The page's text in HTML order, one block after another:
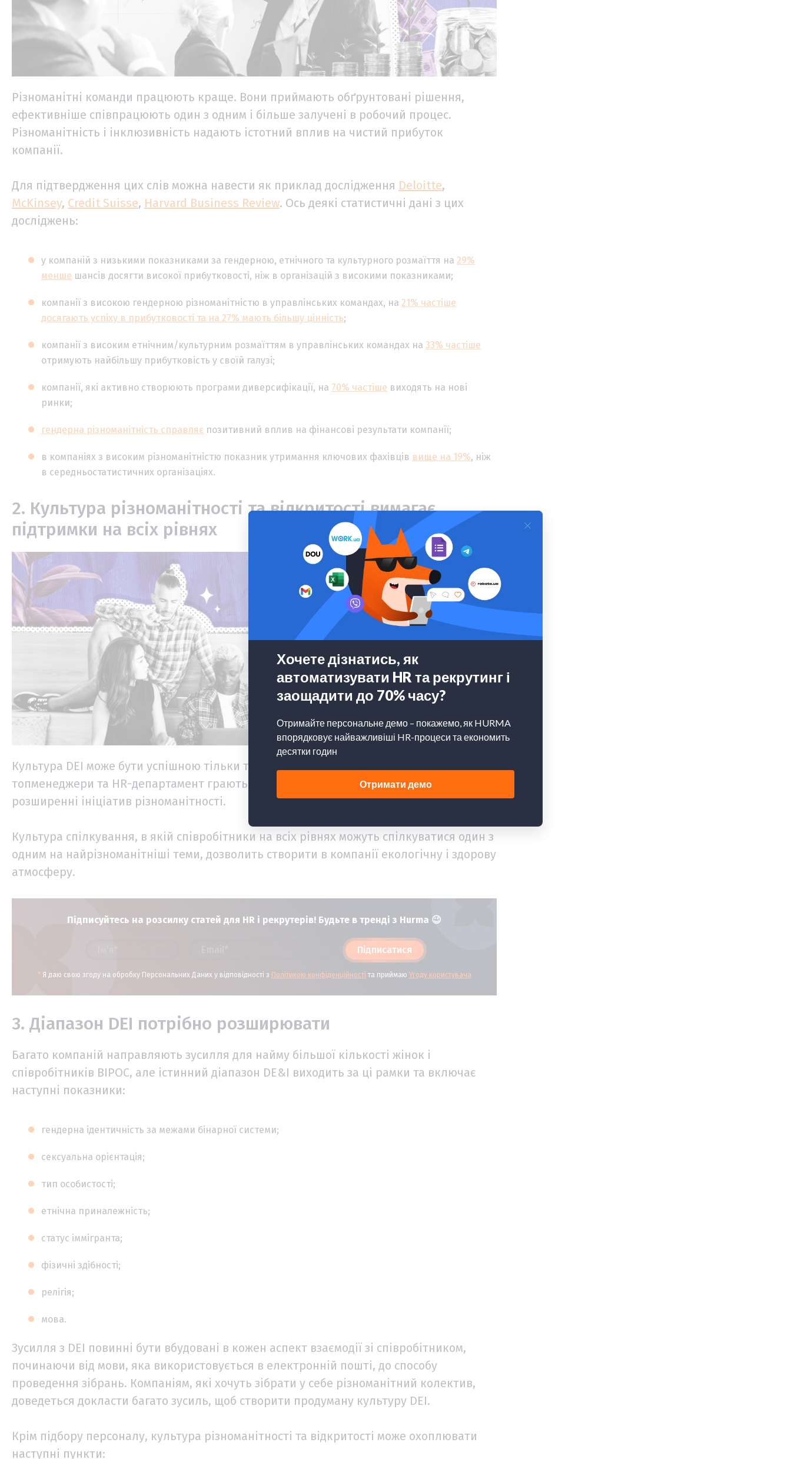
Різноманітні команди працюють краще. Вони приймають обґрунтовані рішення,
ефективніше співпрацюють один з одним і більше залучені в робочий процес.
Різноманітність і інклюзивність надають істотний вплив на чистий прибуток
компанії.
Для підтвердження цих слів можна навести як приклад дослідження Deloitte,
McKinsey, Credit Suisse, Harvard Business Review. Ось деякі статистичні дані з цих
досліджень:
у компаній з низькими показниками за гендерною, етнічного та культурного розмаїття на 29%
менше шансів досягти високої прибутковості, ніж в організацій з високими показниками;
компанії з високою гендерною різноманітністю в управлінських командах, на 21% частіше
досягають успіху в прибутковості та на 27% мають більшу цінність;
компанії з високим етнічним/культурним розмаїттям в управлінських командах на 33% частіше
отримують найбільшу прибутковість у своїй галузі;
компанії, які активно створюють програми диверсифікації, на 70% частіше виходять на нові
ринки;
гендерна різноманітність справляє позитивний вплив на фінансові результати компанії;
в компаніях з високим різноманітністю показник утримання ключових фахівців вище на 19%, ніж
в середньостатистичних організаціях.
2. Культура різноманітності та відкритості вимагає
підтримки на всіх рівнях
Культура DEI може бути успішною тільки тоді, коли в неї залучені всі. Співробітники,
топменеджери та HR-департамент грають найважливішу роль в реалізації та
розширенні ініціатив різноманітності.
Культура спілкування, в якій співробітники на всіх рівнях можуть спілкуватися один з
одним на найрізноманітніші теми, дозволить створити в компанії екологічну і здорову
атмосферу.
Підписуйтесь на розсилку статей для HR і рекрутерів! Будьте в тренді з Hurma 😉
Підписатися
* Я даю свою згоду на обробку Персональних Даних у відповідності з Політикою конфіденційності та приймаю Угоду користувача
3. Діапазон DEI потрібно розширювати
Багато компаній направляють зусилля для найму більшої кількості жінок і
співробітників BIPOC, але істинний діапазон DE&I виходить за ці рамки та включає
наступні показники:
гендерна ідентичність за межами бінарної системи;
сексуальна орієнтація;
тип особистості;
етнічна приналежність;
статус іммігранта;
фізичні здібності;
релігія;
мова.
Зусилля з DEI повинні бути вбудовані в кожен аспект взаємодії зі співробітником,
починаючи від мови, яка використовується в електронній пошті, до способу
проведення зібрань. Компаніям, які хочуть зібрати у себе різноманітний колектив,
доведеться докласти багато зусиль, щоб створити продуману культуру DEI.
Крім підбору персоналу, культура різноманітності та відкритості може охоплювати
наступні пункти: